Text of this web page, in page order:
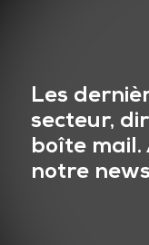
Les
secteur,
boîte mail.
notre